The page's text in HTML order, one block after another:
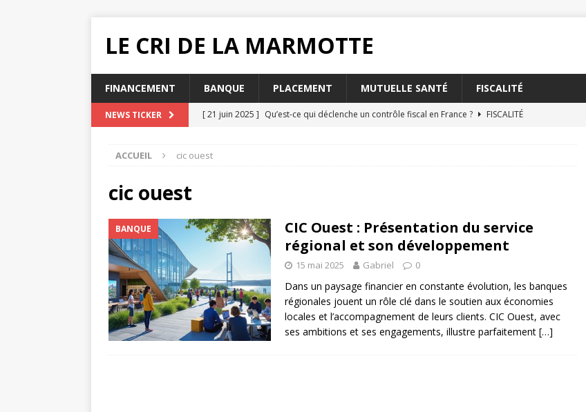
LE CRI DE LA MARMOTTE
FINANCEMENT BANQUE PLACEMENT MUTUELLE SANTÉ FISCALITÉ
NEWS TICKER [ 21 juin 2025 ] Qu’est-ce qui déclenche un contrôle fiscal en France ?
FISCALITÉ
MUTUELLE SANTÉ
[ 31 juillet 2025 ]
Comment envoyer un RIB par mail en toute sécurité ? QUOTIDIEN
ACCUEIL cic ouest
cic ouest
BANQUE
CIC Ouest : Présentation du service
régional et son développement
15 mai 2025 Gabriel 0
Dans un paysage financier en constante évolution, les banques
régionales jouent un rôle clé dans le soutien aux économies
locales et l’accompagnement de leurs clients. CIC Ouest, avec
ses ambitions et ses engagements, illustre parfaitement […]